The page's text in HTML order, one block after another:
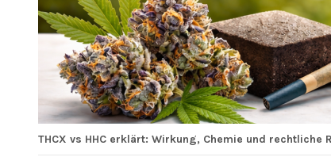
THCX vs HHC erklärt: Wirkung, Chemie und rechtliche